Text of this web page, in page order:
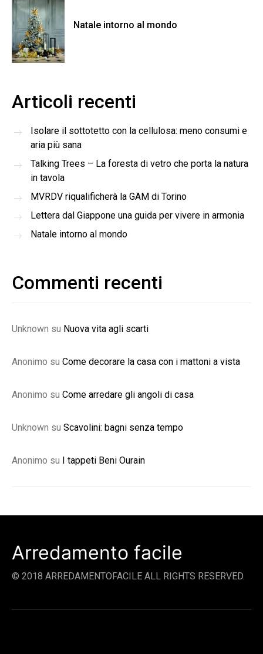
Natale intorno al mondo
Articoli recenti
Isolare il sottotetto con la cellulosa: meno consumi e
aria più sana
Talking Trees – La foresta di vetro che porta la natura
in tavola
MVRDV riqualificherà la GAM di Torino
Lettera dal Giappone una guida per vivere in armonia
Natale intorno al mondo
Commenti recenti
Unknown su Nuova vita agli scarti
Anonimo su Come decorare la casa con i mattoni a vista
Anonimo su Come arredare gli angoli di casa
Unknown su Scavolini: bagni senza tempo
Anonimo su I tappeti Beni Ourain
Arredamento facile
© 2018 ARREDAMENTOFACILE ALL RIGHTS RESERVED.